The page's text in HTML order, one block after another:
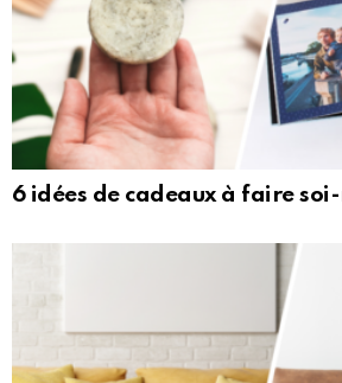
6 idées de cadeaux à faire